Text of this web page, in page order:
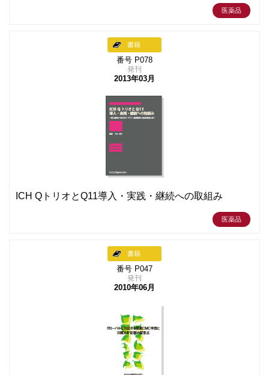
医薬品
書籍
番号 P078
発刊
2013年03月
ICH QトリオとQ11導入・実践・継続への取組み
医薬品
書籍
番号 P047
発刊
2010年06月